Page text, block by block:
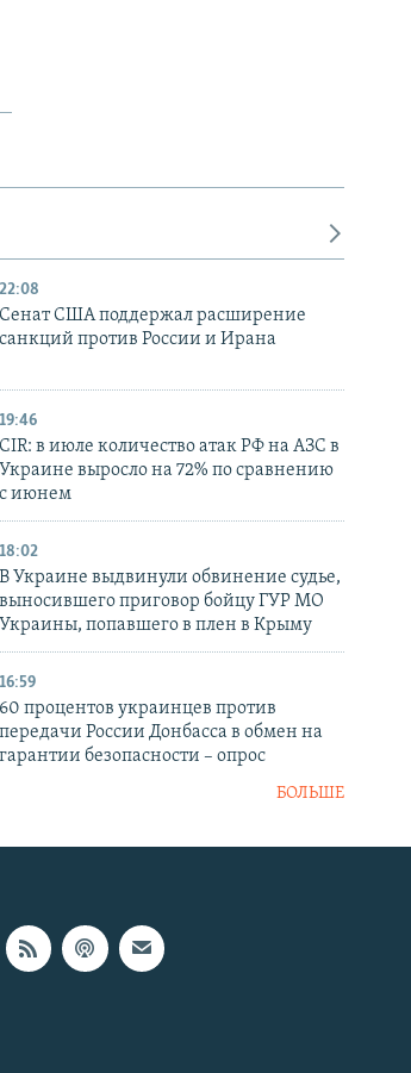
22:08
Сенат США поддержал расширение
санкций против России и Ирана
19:46
CIR: в июле количество атак РФ на АЗС в
Украине выросло на 72% по сравнению
с июнем
18:02
В Украине выдвинули обвинение судье,
выносившего приговор бойцу ГУР МО
Украины, попавшего в плен в Крыму
16:59
60 процентов украинцев против
передачи России Донбасса в обмен на
гарантии безопасности – опрос
БОЛЬШЕ